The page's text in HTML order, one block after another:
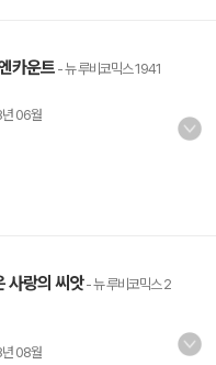
카운트 - 뉴 루비코믹스 1941
06월
사랑의 씨앗- 뉴 루비코믹스 2
08월